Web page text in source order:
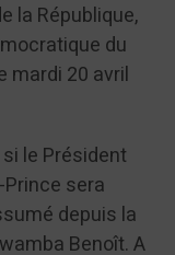
la République,
du
mardi 20 avril
le Président
sera
depuis la
Benoît. A